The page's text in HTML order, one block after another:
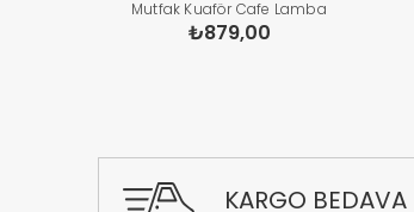
Mutfak Kuaför Cafe Lamba
Dekoratif Aydınlatma Pastane
₺879,00
KARGO BEDAVA